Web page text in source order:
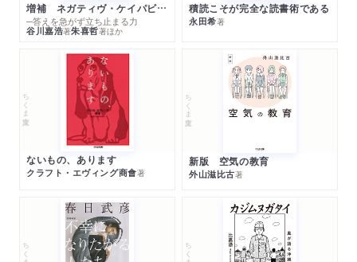
増補 ネガティヴ・ケイパビリティで生きる
─答えを急がず立ち止まる力
谷川嘉浩著朱喜哲著ほか
積読こそが完全な読書術である
永田希著
ちくま文庫
ないもの、あります
クラフト・エヴィング商會著
ちくま文庫
新版 空気の教育
外山滋比古著
ちくま文庫 ちくま文庫